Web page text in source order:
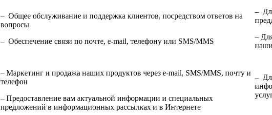
– Общее обслуживание и поддержка клиентов, посредством ответов на
вопросы
– Обеспечение связи по почте, e-mail, телефону или SMS/MMS
–
–
– Маркетинг и продажа наших продуктов через e-mail, SMS/MMS, почту и
телефон
– Предоставление вам актуальной информации и специальных
предложений в информационных рассылках и в Интернете
–